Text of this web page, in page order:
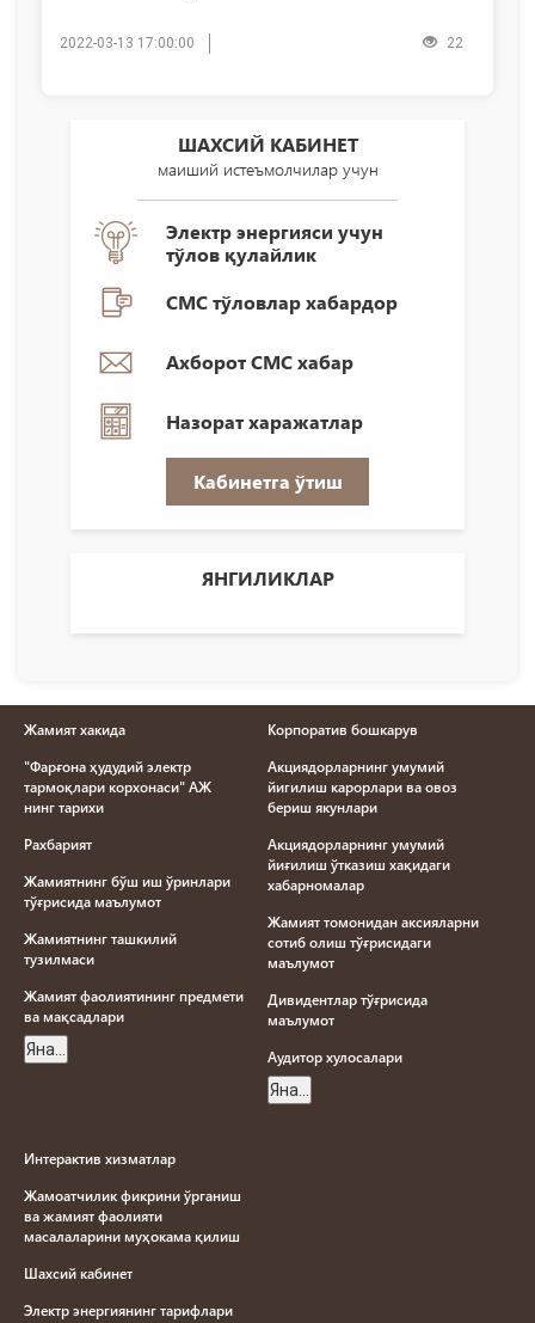
2022-03-13 17:00:00 22
ШАХСИЙ КАБИНЕТ
маиший истеъмолчилар учун
Электр энергияси учун
тўлов қулайлик
СМС тўловлар хабардор
Ахборот СМС хабар
Назорат харажатлар
Кабинетга ўтиш
ЯНГИЛИКЛАР
Жамият хакида
"Фарғона ҳудудий электр
тармоқлари корхонаси" АЖ
нинг тарихи
Рахбарият
Жамиятнинг бўш иш ўринлари
тўғрисида маълумот
Жамиятнинг ташкилий
тузилмаси
Жамият фаолиятининг предмети
ва мақсадлари
Яна...
Корпоратив бошкарув
Акциядорларнинг умумий
йигилиш карорлари ва овоз
бериш якунлари
Акциядорларнинг умумий
йиғилиш ўтказиш хақидаги
хабарномалар
Жамият томонидан аксияларни
сотиб олиш тўғрисидаги
маълумот
Дивидентлар тўғрисида
маълумот
Aудитор хулосалари
Яна...
Интерактив хизматлар
Жамоатчилик фикрини ўрганиш
ва жамият фаолияти
масалаларини муҳокама қилиш
Шахсий кабинет
Электр энергиянинг тарифлари